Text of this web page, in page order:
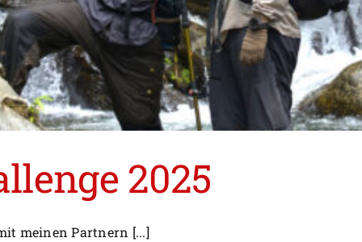
2025
meinen Partnern [...]